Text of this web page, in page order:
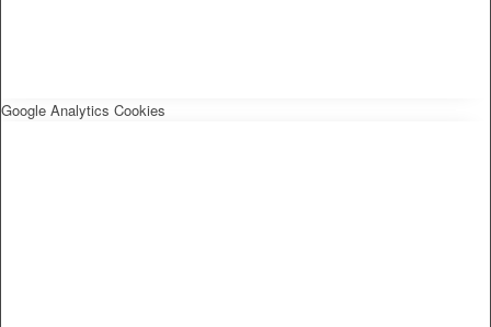
Google Analytics Cookies